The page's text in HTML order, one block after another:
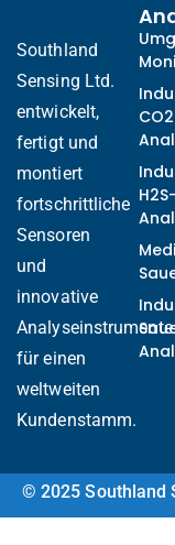
Southland
Sensing Ltd.
entwickelt,
fertigt und
montiert
fortschrittliche
Sensoren
und
innovative
Analyseinstrumente
für einen
weltweiten
Kundenstamm.
H2S-
© 2025 Southland